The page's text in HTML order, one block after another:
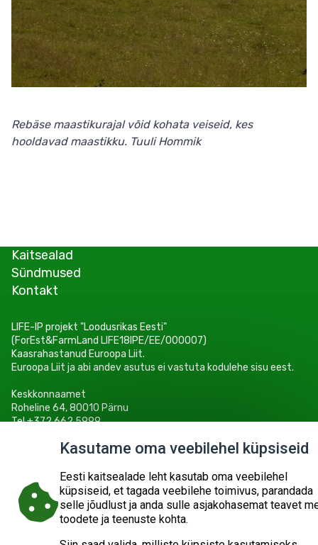
Rebäse maastikurajal võid kohata veiseid, kes
hooldavad maastikku. Tuuli Hommik
Kaitsealad
Sündmused
Kontakt
© 2026 KESKKONNAAMET SISUKAART ESITA PÄRING
LIFE-IP projekt "Loodusrikas Eesti"
(ForEst&FarmLand LIFE18IPE/EE/000007)
Kaasrahastanud Euroopa Liit.
Euroopa Liit ja abi andev asutus ei vastuta kodulehe sisu eest.
Keskkonnaamet
Roheline 64, 80010 Pärnu
Tel +372 662 5999
Kasutame oma veebilehel küpsiseid
Eesti kaitsealade leht kasutab oma veebilehel
küpsiseid, et tagada veebilehe toimivus, parandada
selle jõudlust ja anda sulle asjakohasemat teavet
toodete ja teenuste kohta.